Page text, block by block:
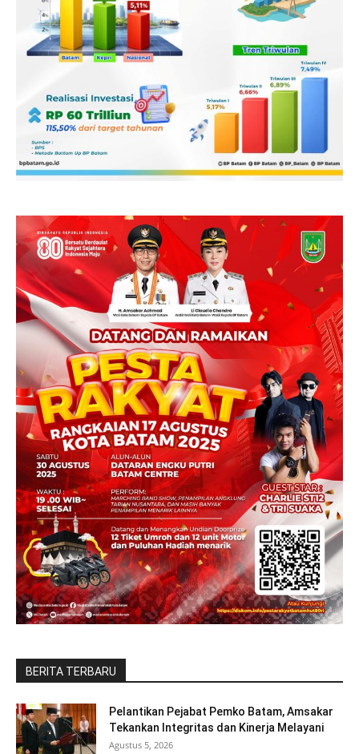
BERITA TERBARU
Pelantikan Pejabat Pemko Batam, Amsakar
Tekankan Integritas dan Kinerja Melayani
Agustus 5, 2026